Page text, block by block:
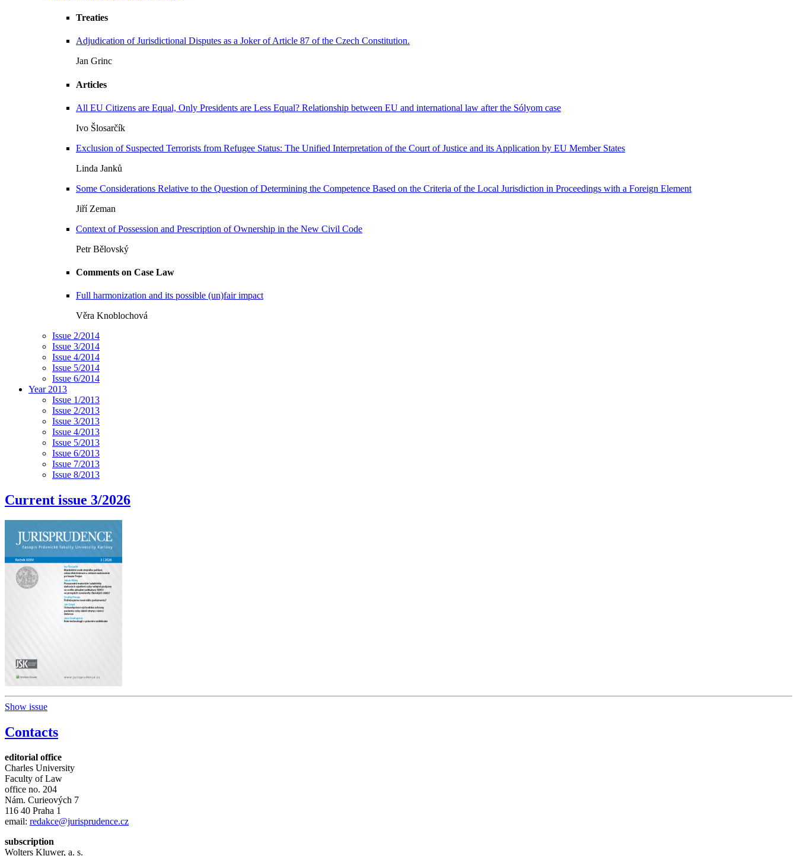
Treaties
Adjudication of Jurisdictional Disputes as a Joker of Article 87 of the Czech Constitution.
Jan Grinc
Articles
All EU Citizens are Equal, Only Presidents are Less Equal? Relationship between EU and international law after the Sólyom case
Ivo Šlosarčík
Exclusion of Suspected Terrorists from Refugee Status: The Unified Interpretation of the Court of Justice and its Application by EU Member States
Linda Janků
Some Considerations Relative to the Question of Determining the Competence Based on the Criteria of the Local Jurisdiction in Proceedings with a Foreign Element
Jiří Zeman
Context of Possession and Prescription of Ownership in the New Civil Code
Petr Bělovský
Comments on Case Law
Full harmonization and its possible (un)fair impact
Věra Knoblochová
Issue 2/2014
Issue 3/2014
Issue 4/2014
Issue 5/2014
Issue 6/2014
Year 2013
Issue 1/2013
Issue 2/2013
Issue 3/2013
Issue 4/2013
Issue 5/2013
Issue 6/2013
Issue 7/2013
Issue 8/2013
Current issue 3/2026
Show issue
Contacts
editorial office
Charles University
Faculty of Law
office no. 204
Nám. Curieových 7
116 40 Praha 1
email: redakce@jurisprudence.cz
subscription
Wolters Kluwer, a. s.